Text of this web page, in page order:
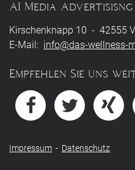
AI Media Advertisisng
Kirschenknapp 10 - 42555
E-Mail: info@das-wellness-
Empfehlen Sie uns
Impressum - Datenschutz